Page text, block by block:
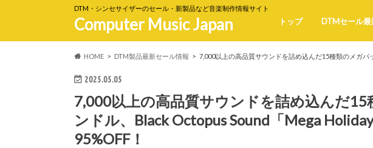
DTM・シンセサイザーのセール・新製品など音楽制作情報サイト
Computer Music Japan トップ DTMセール最
HOME DTM製品最新セール情報 7,000以上の高品質サウンドを詰め込んだ15種類のメガ
2025.05.05
7,000以上の高品質サウンドを詰め込んだ
ンドル、Black Octopus Sound「Mega
95%OFF！